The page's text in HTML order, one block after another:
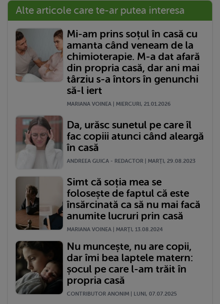
Alte articole care te-ar putea interesa
Mi-am prins soțul în casă cu
amanta când veneam de la
chimioterapie. M-a dat afară
din propria casă, dar ani mai
târziu s-a întors în genunchi
să-l iert
MARIANA VOINEA | MIERCURI, 21.01.2026
Da, urăsc sunetul pe care îl
fac copiii atunci când aleargă
în casă
ANDREEA GUICA - REDACTOR | MARŢI, 29.08.2023
Simt că soția mea se
folosește de faptul că este
însărcinată ca să nu mai facă
anumite lucruri prin casă
MARIANA VOINEA | MARŢI, 13.08.2024
Nu muncește, nu are copii,
dar îmi bea laptele matern:
șocul pe care l-am trăit în
propria casă
CONTRIBUTOR ANONIM | LUNI, 07.07.2025